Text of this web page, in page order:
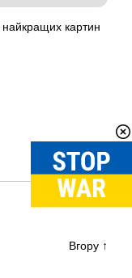
найкращих картин
Вгору ↑